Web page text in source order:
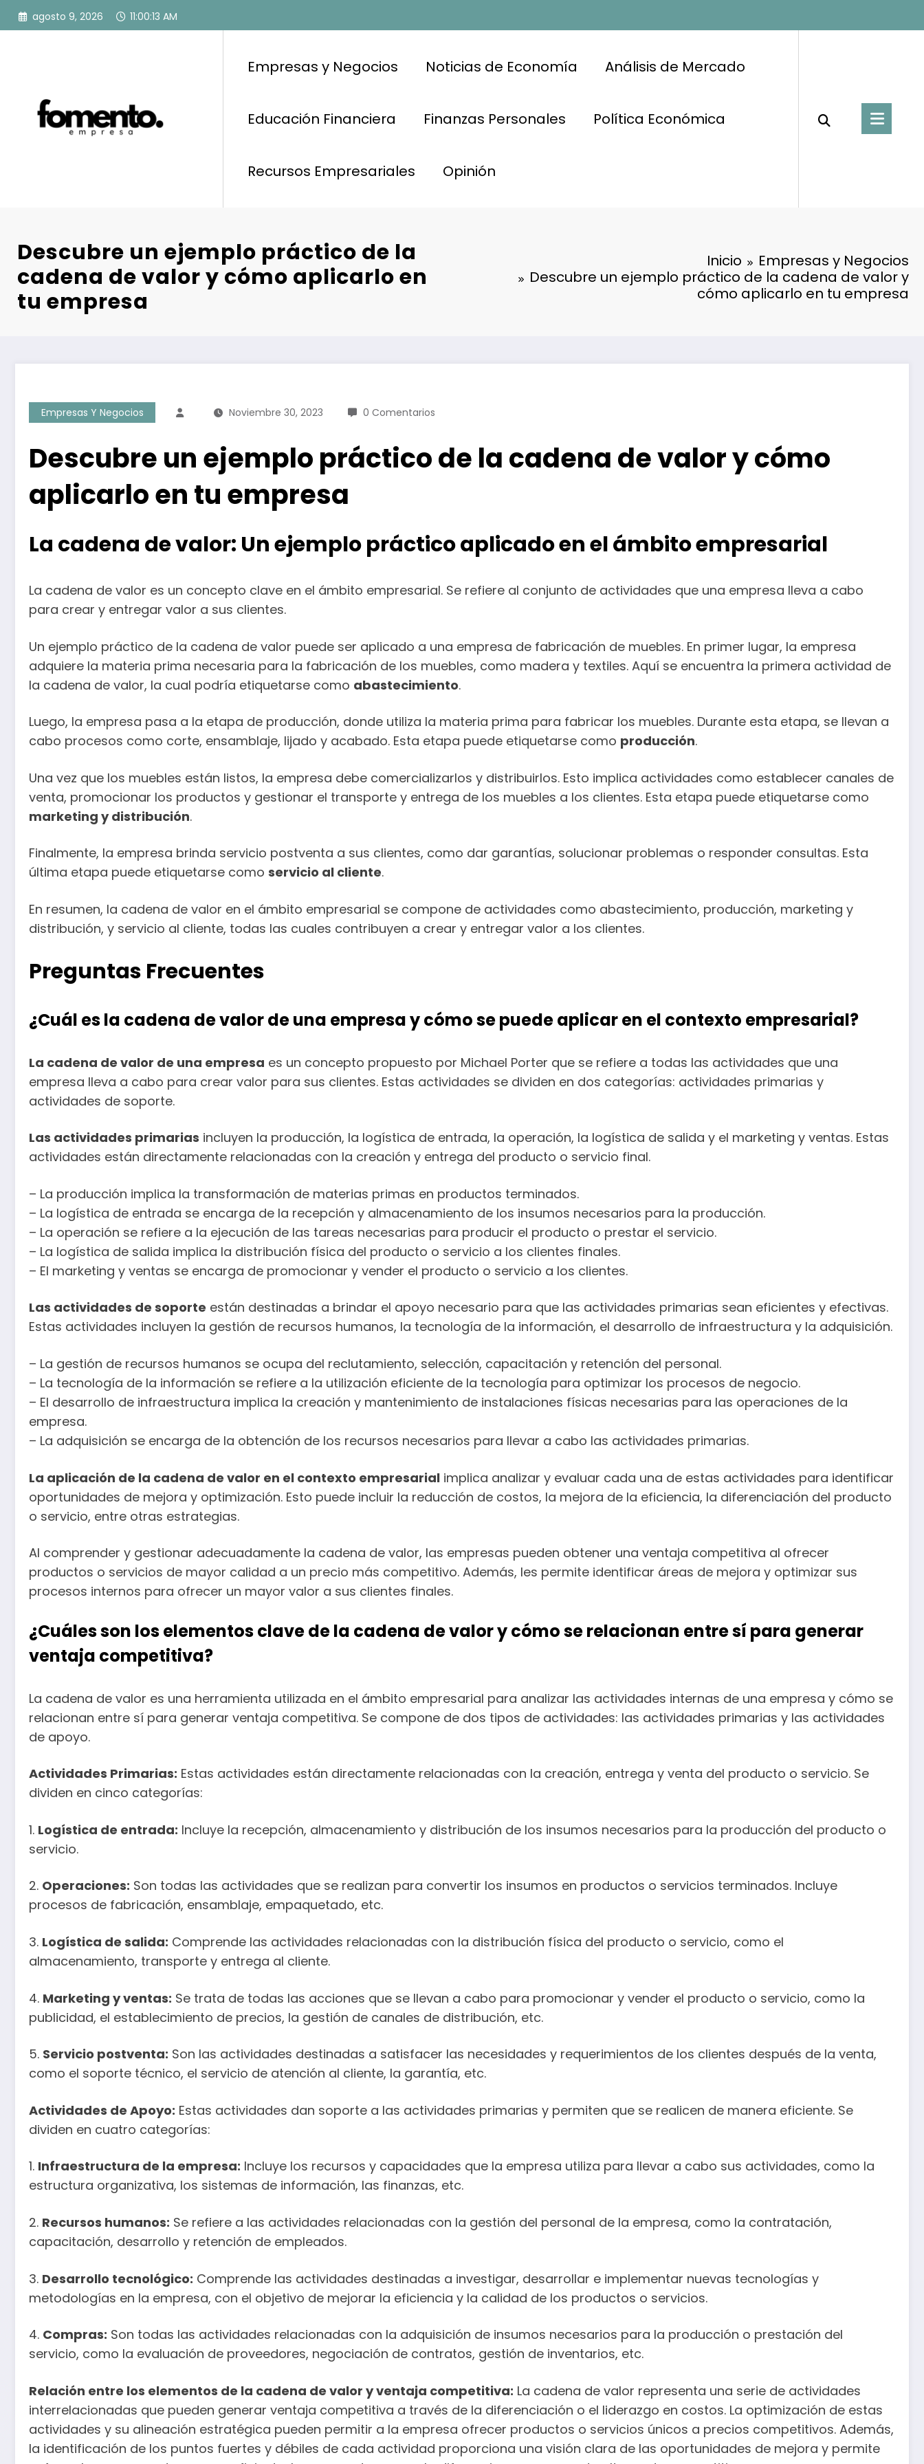
Saltar
agosto 9, 2026 11:00:13 AM
Empresas y Negocios Noticias de Economía Análisis de Mercado
Educación Financiera Finanzas Personales Política Económica
Recursos Empresariales Opinión
Descubre un ejemplo práctico de la
cadena de valor y cómo aplicarlo en
tu empresa
Inicio
Empresas y Negocios
Descubre un ejemplo práctico de la cadena de valor y
cómo aplicarlo en tu empresa
Empresas Y Negocios Noviembre 30, 2023 0 Comentarios
Descubre un ejemplo práctico de la cadena de valor y cómo
aplicarlo en tu empresa
La cadena de valor: Un ejemplo práctico aplicado en el ámbito empresarial
La cadena de valor es un concepto clave en el ámbito empresarial. Se refiere al conjunto de actividades que una empresa lleva a cabo
para crear y entregar valor a sus clientes.
Un ejemplo práctico de la cadena de valor puede ser aplicado a una empresa de fabricación de muebles. En primer lugar, la empresa
adquiere la materia prima necesaria para la fabricación de los muebles, como madera y textiles. Aquí se encuentra la primera actividad de
la cadena de valor, la cual podría etiquetarse como abastecimiento.
Luego, la empresa pasa a la etapa de producción, donde utiliza la materia prima para fabricar los muebles. Durante esta etapa, se llevan a
cabo procesos como corte, ensamblaje, lijado y acabado. Esta etapa puede etiquetarse como producción.
Una vez que los muebles están listos, la empresa debe comercializarlos y distribuirlos. Esto implica actividades como establecer canales de
venta, promocionar los productos y gestionar el transporte y entrega de los muebles a los clientes. Esta etapa puede etiquetarse como
marketing y distribución.
Finalmente, la empresa brinda servicio postventa a sus clientes, como dar garantías, solucionar problemas o responder consultas. Esta
última etapa puede etiquetarse como servicio al cliente.
En resumen, la cadena de valor en el ámbito empresarial se compone de actividades como abastecimiento, producción, marketing y
distribución, y servicio al cliente, todas las cuales contribuyen a crear y entregar valor a los clientes.
Preguntas Frecuentes
¿Cuál es la cadena de valor de una empresa y cómo se puede aplicar en el contexto empresarial?
La cadena de valor de una empresa es un concepto propuesto por Michael Porter que se refiere a todas las actividades que una
empresa lleva a cabo para crear valor para sus clientes. Estas actividades se dividen en dos categorías: actividades primarias y
actividades de soporte.
Las actividades primarias incluyen la producción, la logística de entrada, la operación, la logística de salida y el marketing y ventas. Estas
actividades están directamente relacionadas con la creación y entrega del producto o servicio final.
– La producción implica la transformación de materias primas en productos terminados.
– La logística de entrada se encarga de la recepción y almacenamiento de los insumos necesarios para la producción.
– La operación se refiere a la ejecución de las tareas necesarias para producir el producto o prestar el servicio.
– La logística de salida implica la distribución física del producto o servicio a los clientes finales.
– El marketing y ventas se encarga de promocionar y vender el producto o servicio a los clientes.
Las actividades de soporte están destinadas a brindar el apoyo necesario para que las actividades primarias sean eficientes y efectivas.
Estas actividades incluyen la gestión de recursos humanos, la tecnología de la información, el desarrollo de infraestructura y la adquisición.
– La gestión de recursos humanos se ocupa del reclutamiento, selección, capacitación y retención del personal.
– La tecnología de la información se refiere a la utilización eficiente de la tecnología para optimizar los procesos de negocio.
– El desarrollo de infraestructura implica la creación y mantenimiento de instalaciones físicas necesarias para las operaciones de la
empresa.
– La adquisición se encarga de la obtención de los recursos necesarios para llevar a cabo las actividades primarias.
La aplicación de la cadena de valor en el contexto empresarial implica analizar y evaluar cada una de estas actividades para identificar
oportunidades de mejora y optimización. Esto puede incluir la reducción de costos, la mejora de la eficiencia, la diferenciación del producto
o servicio, entre otras estrategias.
Al comprender y gestionar adecuadamente la cadena de valor, las empresas pueden obtener una ventaja competitiva al ofrecer
productos o servicios de mayor calidad a un precio más competitivo. Además, les permite identificar áreas de mejora y optimizar sus
procesos internos para ofrecer un mayor valor a sus clientes finales.
¿Cuáles son los elementos clave de la cadena de valor y cómo se relacionan entre sí para generar
ventaja competitiva?
La cadena de valor es una herramienta utilizada en el ámbito empresarial para analizar las actividades internas de una empresa y cómo se
relacionan entre sí para generar ventaja competitiva. Se compone de dos tipos de actividades: las actividades primarias y las actividades
de apoyo.
Actividades Primarias: Estas actividades están directamente relacionadas con la creación, entrega y venta del producto o servicio. Se
dividen en cinco categorías:
1. Logística de entrada: Incluye la recepción, almacenamiento y distribución de los insumos necesarios para la producción del producto o
servicio.
2. Operaciones: Son todas las actividades que se realizan para convertir los insumos en productos o servicios terminados. Incluye
procesos de fabricación, ensamblaje, empaquetado, etc.
3. Logística de salida: Comprende las actividades relacionadas con la distribución física del producto o servicio, como el
almacenamiento, transporte y entrega al cliente.
4. Marketing y ventas: Se trata de todas las acciones que se llevan a cabo para promocionar y vender el producto o servicio, como la
publicidad, el establecimiento de precios, la gestión de canales de distribución, etc.
5. Servicio postventa: Son las actividades destinadas a satisfacer las necesidades y requerimientos de los clientes después de la venta,
como el soporte técnico, el servicio de atención al cliente, la garantía, etc.
Actividades de Apoyo: Estas actividades dan soporte a las actividades primarias y permiten que se realicen de manera eficiente. Se
dividen en cuatro categorías:
1. Infraestructura de la empresa: Incluye los recursos y capacidades que la empresa utiliza para llevar a cabo sus actividades, como la
estructura organizativa, los sistemas de información, las finanzas, etc.
2. Recursos humanos: Se refiere a las actividades relacionadas con la gestión del personal de la empresa, como la contratación,
capacitación, desarrollo y retención de empleados.
3. Desarrollo tecnológico: Comprende las actividades destinadas a investigar, desarrollar e implementar nuevas tecnologías y
metodologías en la empresa, con el objetivo de mejorar la eficiencia y la calidad de los productos o servicios.
4. Compras: Son todas las actividades relacionadas con la adquisición de insumos necesarios para la producción o prestación del
servicio, como la evaluación de proveedores, negociación de contratos, gestión de inventarios, etc.
Relación entre los elementos de la cadena de valor y ventaja competitiva: La cadena de valor representa una serie de actividades
interrelacionadas que pueden generar ventaja competitiva a través de la diferenciación o el liderazgo en costos. La optimización de estas
actividades y su alineación estratégica pueden permitir a la empresa ofrecer productos o servicios únicos a precios competitivos. Además,
la identificación de los puntos fuertes y débiles de cada actividad proporciona una visión clara de las oportunidades de mejora y permite